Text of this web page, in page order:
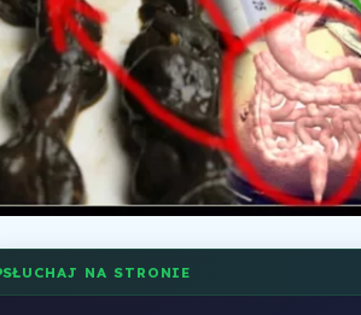
SŁUCHAJ NA STRONIE